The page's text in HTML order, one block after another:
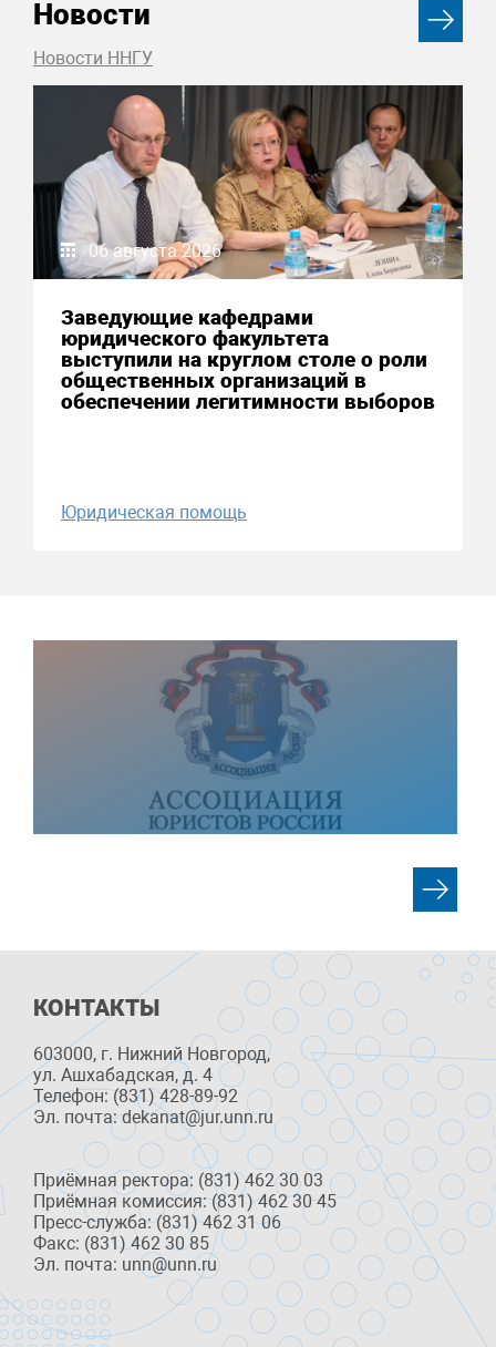
Новости
Новости ННГУ
06 августа 2026
Заведующие кафедрами
юридического факультета
выступили на круглом столе о роли
общественных организаций в
обеспечении легитимности выборов
Юридическая помощь
КОНТАКТЫ
603000, г. Нижний Новгород,
ул. Ашхабадская, д. 4
Телефон: (831) 428-89-92
Эл. почта: dekanat@jur.unn.ru
Приёмная ректора: (831) 462 30 03
Приёмная комиссия: (831) 462 30 45
Пресс-служба: (831) 462 31 06
Факс: (831) 462 30 85
Эл. почта: unn@unn.ru